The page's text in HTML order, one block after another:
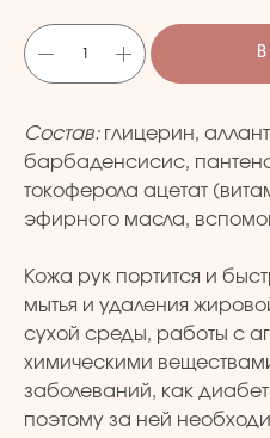
Состав:глицерин,
барбаденсисис,
токоферола ацетат
эфирного масла,
Кожа рук портится и
мытья и удаления
сухой среды, работы с
химическими
заболеваний, как
поэтому за ней